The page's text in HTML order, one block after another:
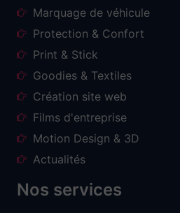
Marquage de véhicule
Protection & Confort
Print & Stick
Goodies & Textiles
Création site web
Films d'entreprise
Motion Design & 3D
Actualités
Nos services